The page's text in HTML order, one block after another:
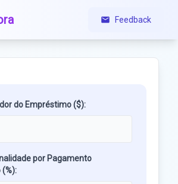
Feedback
do Empréstimo ($):
por Pagamento